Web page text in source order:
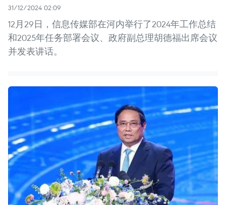
31/12/2024 02:09
12月29日，信息传媒部在河内举行了2024年工作总结
和2025年任务部署会议、政府副总理胡德福出席会议
并发表讲话。